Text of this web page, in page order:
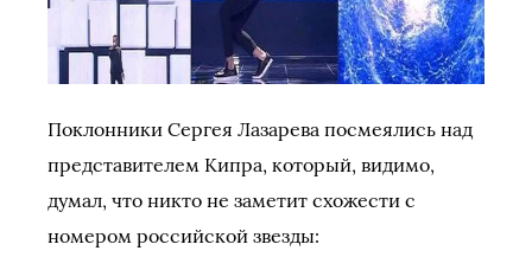
Поклонники Сергея Лазарева посмеялись над
представителем Кипра, который, видимо,
думал, что никто не заметит схожести с
номером российской звезды: